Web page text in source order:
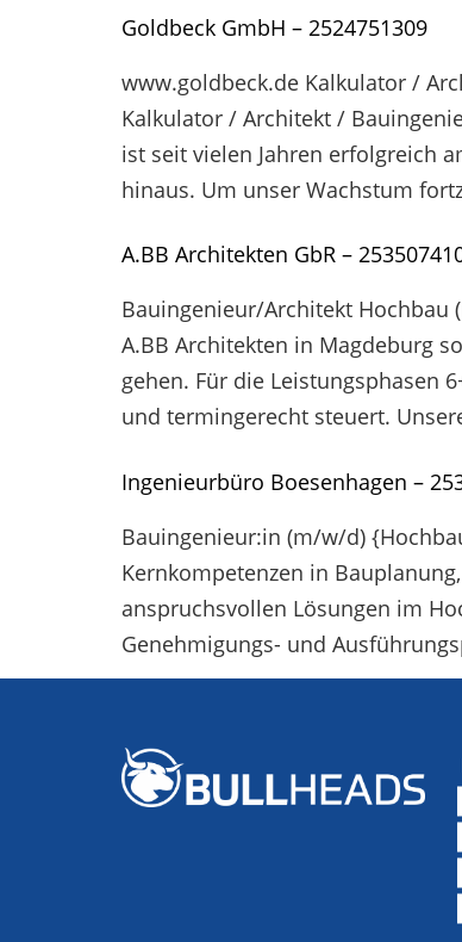
Goldbeck GmbH – 2524751309
www.goldbeck.de Kalkulator /
Kalkulator / Architekt /
ist seit vielen Jahren erfolgreich
hinaus. Um unser Wachstum
A.BB Architekten GbR –
Bauingenieur/Architekt Hochbau
A.BB Architekten in Magdeburg
gehen. Für die Leistungsphasen
und termingerecht steuert.
Ingenieurbüro Boesenhagen –
Bauingenieur:in (m/w/d)
Kernkompetenzen in
anspruchsvollen Lösungen im
Genehmigungs- und